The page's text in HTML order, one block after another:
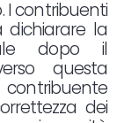
I contribuenti
la
dopo il
questa
dei